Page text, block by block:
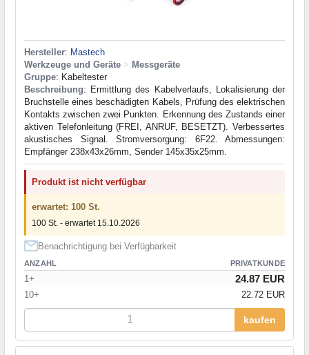
Hersteller: Mastech
Werkzeuge und Geräte > Messgeräte
Gruppe: Kabeltester
Beschreibung: Ermittlung des Kabelverlaufs, Lokalisierung der
Bruchstelle eines beschädigten Kabels, Prüfung des elektrischen
Kontakts zwischen zwei Punkten. Erkennung des Zustands einer
aktiven Telefonleitung (FREI, ANRUF, BESETZT). Verbessertes
akustisches Signal. Stromversorgung: 6F22. Abmessungen:
Empfänger 238x43x26mm, Sender 145x35x25mm.
Produkt ist nicht verfügbar
erwartet: 100 St.
100 St. - erwartet 15.10.2026
Benachrichtigung bei Verfügbarkeit
ANZAHL PRIVATKUNDE
1+ 24.87 EUR
10+ 22.72 EUR
kaufen